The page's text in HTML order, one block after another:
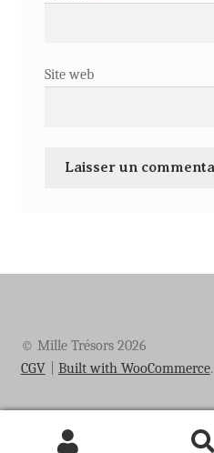
Site web
© Mille Trésors 2026
CGV
Built with WooCommerce.